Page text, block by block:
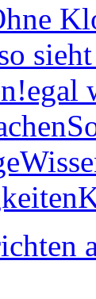
egal